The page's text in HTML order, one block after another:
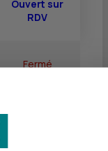
Ouvert sur
RDV
Fermé